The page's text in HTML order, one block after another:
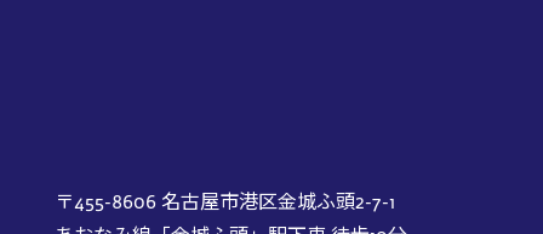
〒455-8606 名古屋市港区金城ふ頭2-7-1